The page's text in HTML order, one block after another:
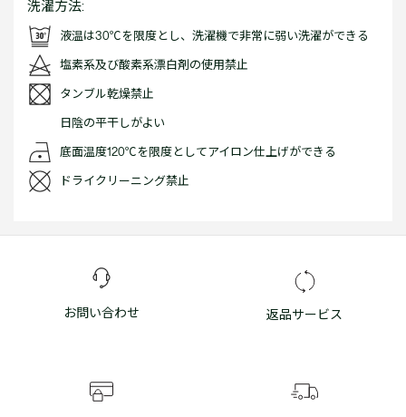
洗濯方法:
液温は30℃を限度とし、洗濯機で非常に弱い洗濯ができる
塩素系及び酸素系漂白剤の使用禁止
タンブル乾燥禁止
日陰の平干しがよい
底面温度120℃を限度としてアイロン仕上げができる
ドライクリーニング禁止
お問い合わせ 返品サービス